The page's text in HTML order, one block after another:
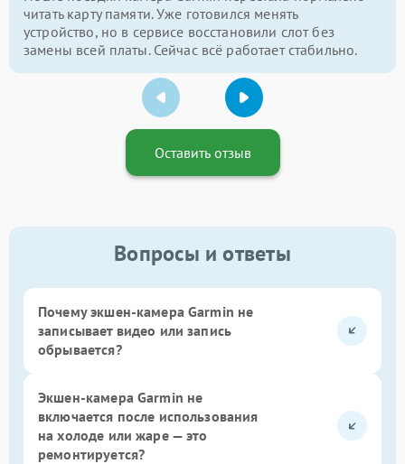
читать карту памяти. Уже готовился менять
устройство, но в сервисе восстановили слот без
замены всей платы. Сейчас всё работает стабильно.
Оставить отзыв
Вопросы и ответы
Почему экшен-камера Garmin не
записывает видео или запись
обрывается?
Экшен-камера Garmin не
включается после использования
на холоде или жаре — это
ремонтируется?